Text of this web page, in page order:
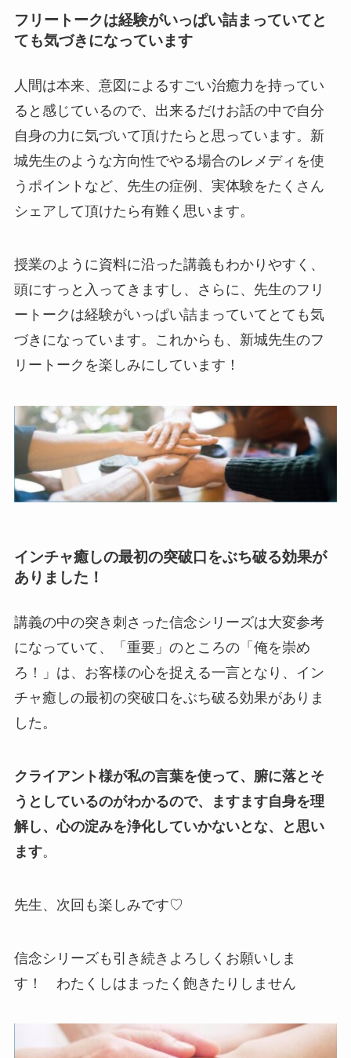
フリートークは経験がいっぱい詰まっていてと
ても気づきになっています
人間は本来、意図によるすごい治癒力を持ってい
ると感じているので、出来るだけお話の中で自分
自身の力に気づいて頂けたらと思っています。新
城先生のような方向性でやる場合のレメディを使
うポイントなど、先生の症例、実体験をたくさん
シェアして頂けたら有難く思います。
授業のように資料に沿った講義もわかりやすく、
頭にすっと入ってきますし、さらに、先生のフリ
ートークは経験がいっぱい詰まっていてとても気
づきになっています。これからも、新城先生のフ
リートークを楽しみにしています！
インチャ癒しの最初の突破口をぶち破る効果が
ありました ！
講義の中の突き刺さった信念シリーズは大変参考
になっていて、「重要」のところの「俺を崇め
ろ！」は、お客様の心を捉える一言となり、イン
チャ癒しの最初の突破口をぶち破る効果がありま
した。
クライアント様が私の言葉を使って、腑に落とそ
うとしているのがわかるので、ますます自身を理
解し、心の淀みを浄化していかないとな、と思い
ます。
先生、次回も楽しみです♡
信念シリーズも引き続きよろしくお願いしま
す！ わたくしはまったく飽きたりしません